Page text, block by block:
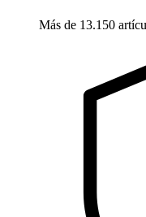
Más de 13.150